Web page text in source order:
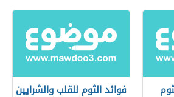
فوائد الثوم للقلب والشرايين